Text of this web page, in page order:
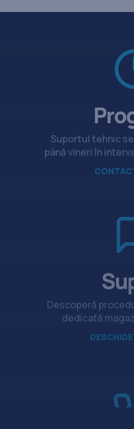
Suportul tehnic
până vineri în
Descoperă
dedicată